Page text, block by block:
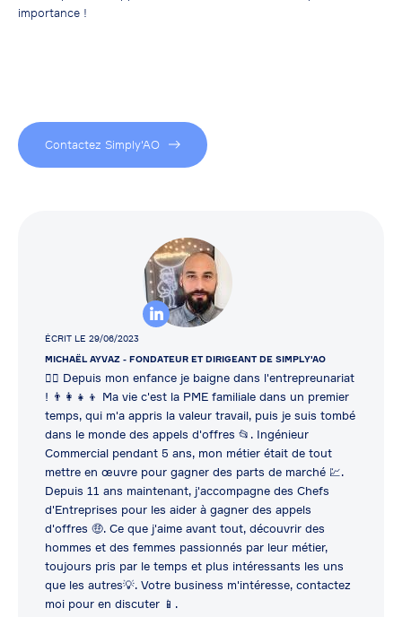
importance !
Contactez Simply'AO
ÉCRIT LE 29/06/2023
MICHAËL AYVAZ - FONDATEUR ET DIRIGEANT DE SIMPLY'AO
👷‍♂️ Depuis mon enfance je baigne dans l'entrepreunariat
! 👨‍👩‍👧‍👦 Ma vie c'est la PME familiale dans un premier
temps, qui m'a appris la valeur travail, puis je suis tombé
dans le monde des appels d'offres 📂. Ingénieur
Commercial pendant 5 ans, mon métier était de tout
mettre en œuvre pour gagner des parts de marché 💹.
Depuis 11 ans maintenant, j'accompagne des Chefs
d'Entreprises pour les aider à gagner des appels
d'offres 🤑. Ce que j'aime avant tout, découvrir des
hommes et des femmes passionnés par leur métier,
toujours pris par le temps et plus intéressants les uns
que les autres💡. Votre business m'intéresse, contactez
moi pour en discuter 📱.